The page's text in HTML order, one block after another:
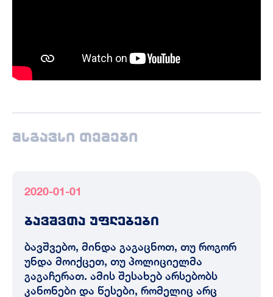
მსგავსი თემები
2020-01-01
ბავშვთა უფლებები
ბავშვებო, მინდა გაგაცნოთ, თუ როგორ
უნდა მოიქცეთ, თუ პოლიციელმა
გაგაჩერათ. ამის შესახებ არსებობს
კანონები და წესები, რომელიც არც